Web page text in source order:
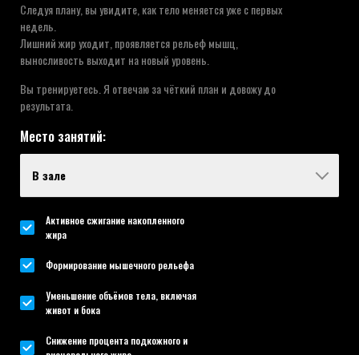
Следуя плану, вы увидите, как тело меняется уже с первых
недель.
Лишний жир уходит, проявляется рельеф мышц,
выносливость выходит на новый уровень.
Вы тренируетесь. Я отвечаю за чёткий план и довожу до
результата.
Место занятий:
Активное сжигание накопленного
жира
Формирование мышечного рельефа
Уменьшение объёмов тела, включая
живот и бока
Снижение процента подкожного и